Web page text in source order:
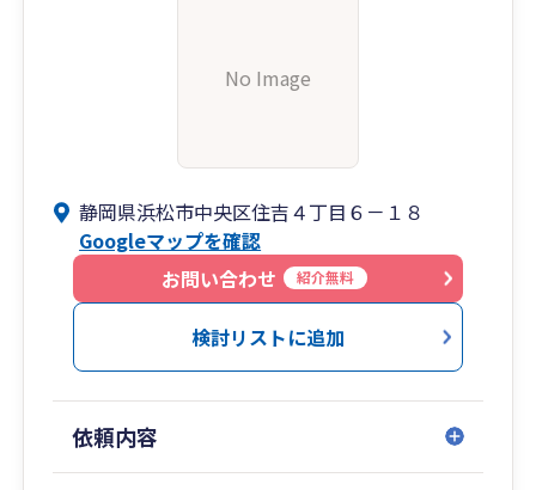
No Image
静岡県浜松市中央区住吉４丁目６－１８
Googleマップを確認
お問い合わせ
紹介無料
検討リストに追加
依頼内容